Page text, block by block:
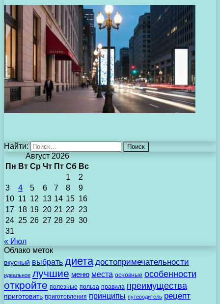
Найти:
Август 2026
Пн Вт Ср Чт Пт Сб Вс
1
2
3
4 5 6 7 8
9
10 11 12 13 14 15 16
17 18 19 20 21 22 23
24 25 26 27 28 29 30
31
« Июл
Облако меток
вкусный выбрать диета достопримечательности
идеальное лучшие меню места основные особенности
откройте полезные польза правила преимущества
приготовить приготовления принципы путеводитель рецепт